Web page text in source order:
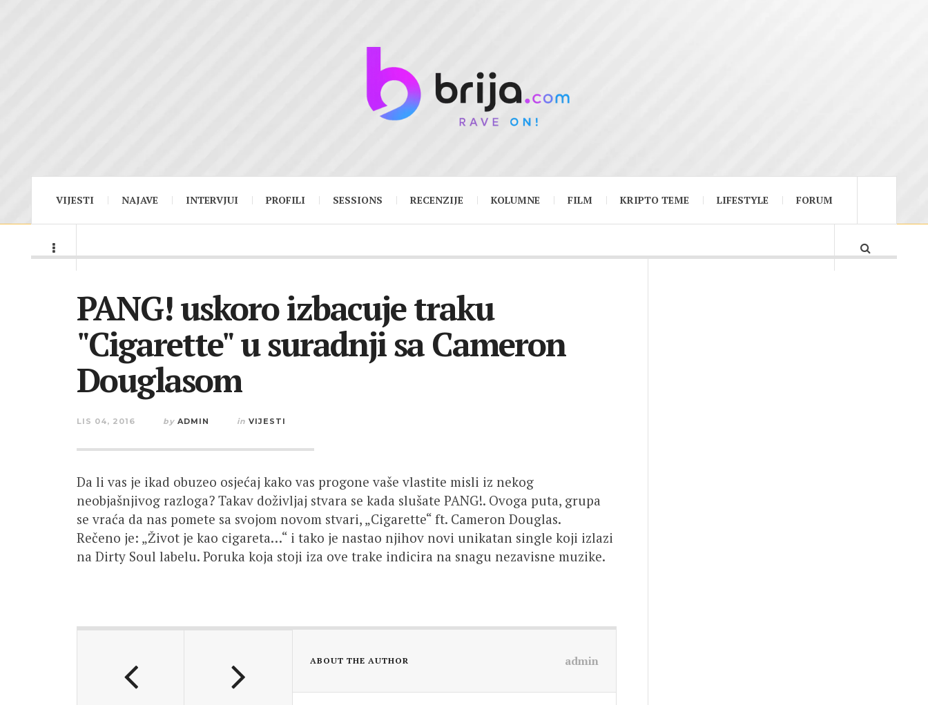
VIJESTI NAJAVE INTERVJUI PROFILI SESSIONS RECENZIJE KOLUMNE FILM KRIPTO TEME LIFESTYLE FORUM
PANG! uskoro izbacuje traku
"Cigarette" u suradnji sa Cameron
Douglasom
LIS 04, 2016 by ADMIN in VIJESTI
Da li vas je ikad obuzeo osjećaj kako vas progone vaše vlastite misli iz nekog
neobjašnjivog razloga? Takav doživljaj stvara se kada slušate PANG!. Ovoga puta, grupa
se vraća da nas pomete sa svojom novom stvari, „Cigarette“ ft. Cameron Douglas.
Rečeno je: „Život je kao cigareta…“ i tako je nastao njihov novi unikatan single koji izlazi
na Dirty Soul labelu. Poruka koja stoji iza ove trake indicira na snagu nezavisne muzike.
ABOUT THE AUTHOR admin